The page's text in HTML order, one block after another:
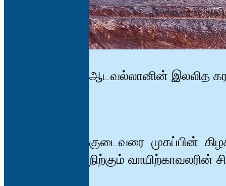
ஆடவல்லானின் இலலித
குடைவரை முகப்பின்
நிற்கும் வாயிற்காவலரின்